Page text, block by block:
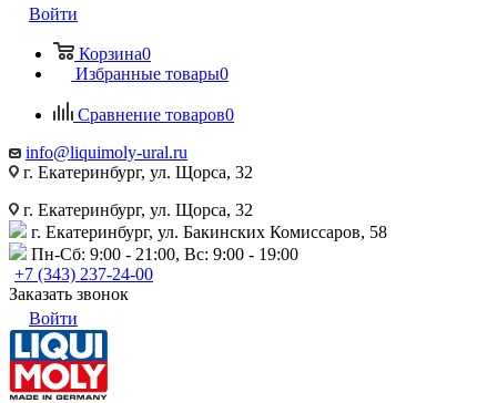
Войти
Корзина0
Избранные товары0
Сравнение товаров0
info@liquimoly-ural.ru
г. Екатеринбург, ул. Щорса, 32
г. Екатеринбург, ул. Щорса, 32
г. Екатеринбург, ул. Бакинских Комиссаров, 58
Пн-Сб: 9:00 - 21:00, Вс: 9:00 - 19:00
+7 (343) 237-24-00
Заказать звонок
Войти